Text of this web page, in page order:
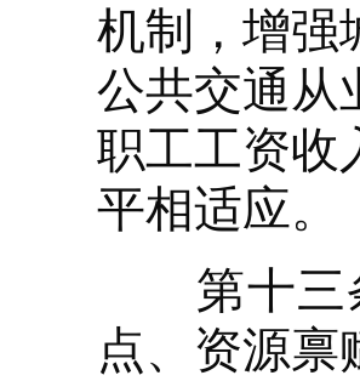
机制，增强
公共交通从
职工工资收
平相适应。
第十三条
点、资源